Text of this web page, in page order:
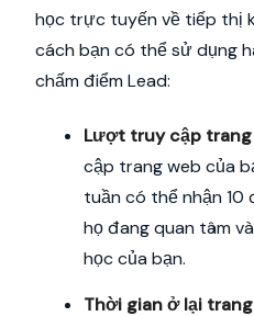
học trực tuyến về tiếp thị
cách bạn có thể sử dụng
chấm điểm Lead:
Lượt truy cập trang
cập trang web của
tuần có thể nhận 10
họ đang quan tâm
học của bạn.
Thời gian ở lại